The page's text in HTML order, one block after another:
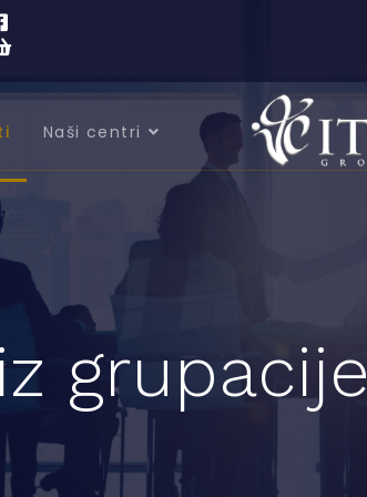
Naši centri
grupacije